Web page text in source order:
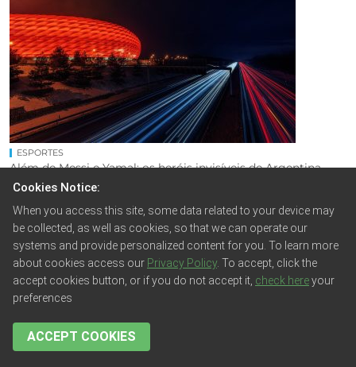
ESPORTES
Além de Messi e Yamal: os heróis invisíveis de Argentina ...
Feed Editoria. Em uma final de Copa do Mundo que tem ...
Cookies Notice:
When you access this site, some data related to your device may
be collected, as well as cookies, so that we can operate our
systems and provide personalized content for you. To learn more
about cookies access our Privacy Policy. To accept, click the
accept cookies button, or if you do not accept it, check hereyour
preferences
ACCEPT COOKIES